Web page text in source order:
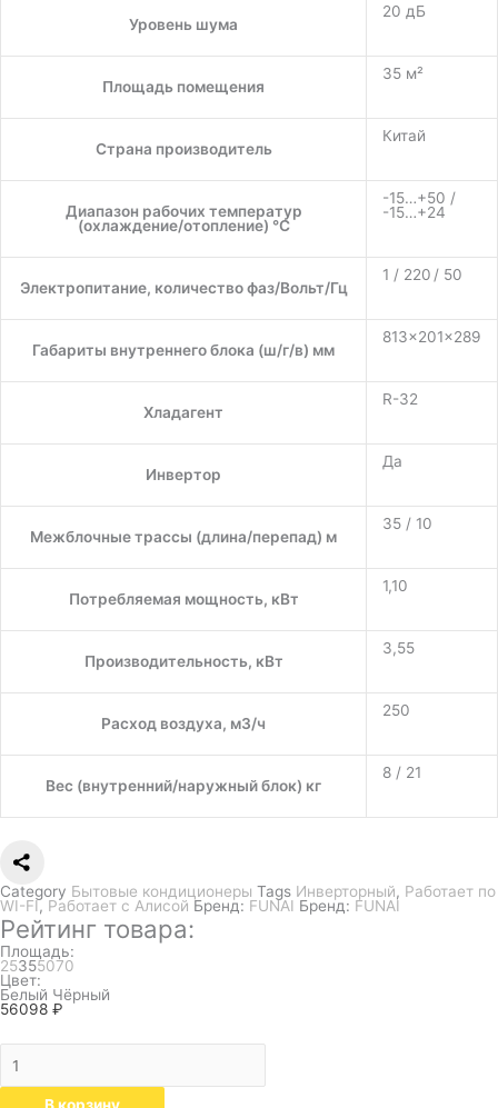
Уровень шума
20 дБ
Площадь помещения
35 м²
Страна производитель
Китай
Диапазон рабочих температур
(охлаждение/отопление) °C
-15…+50 /
-15…+24
Электропитание, количество фаз/Вольт/Гц
1 / 220 / 50
Габариты внутреннего блока (ш/г/в) мм
813×201×289
Хладагент
R-32
Инвертор
Да
Межблочные трассы (длина/перепад) м
35 / 10
Потребляемая мощность, кВт
1,10
Производительность, кВт
3,55
Расход воздуха, м3/ч
250
Вес (внутренний/наружный блок) кг
8 / 21
Category Бытовые кондиционеры Tags Инверторный, Работает по
WI-FI, Работает с Алисой Бренд: FUNAI Бренд: FUNAI
Рейтинг товара:
Площадь:
25355070
Цвет:
Белый Чёрный
56098 ₽
В корзину